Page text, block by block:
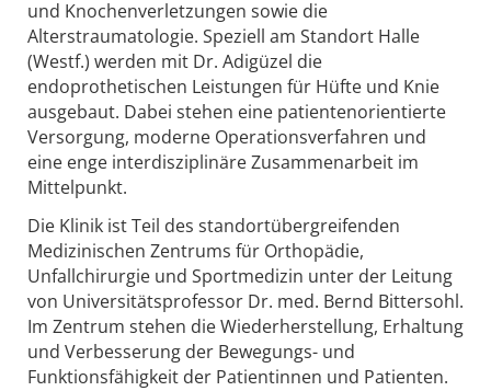
und Knochenverletzungen sowie die
Alterstraumatologie. Speziell am Standort Halle
(Westf.) werden mit Dr. Adigüzel die
endoprothetischen Leistungen für Hüfte und Knie
ausgebaut. Dabei stehen eine patientenorientierte
Versorgung, moderne Operationsverfahren und
eine enge interdisziplinäre Zusammenarbeit im
Mittelpunkt.
Die Klinik ist Teil des standortübergreifenden
Medizinischen Zentrums für Orthopädie,
Unfallchirurgie und Sportmedizin unter der Leitung
von Universitätsprofessor Dr. med. Bernd Bittersohl.
Im Zentrum stehen die Wiederherstellung, Erhaltung
und Verbesserung der Bewegungs- und
Funktionsfähigkeit der Patientinnen und Patienten.